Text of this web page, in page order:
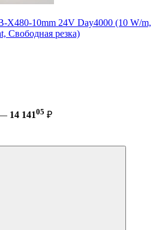
X480-10mm 24V Day4000 (10 W/m,
Свободная резка)
— 14 14105 ₽